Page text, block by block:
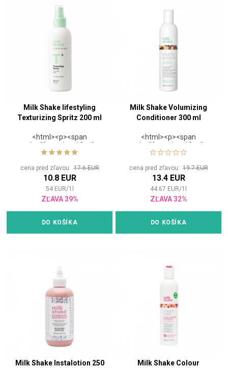
Milk Shake lifestyling
Texturizing Spritz 200 ml
<html><p><span
style="font-size: 12pt;">
<strong>Sprej na objem
</strong></span> <html>
<p><span style="font-size:
12pt;">Sprej pre objem
vlasov dodá nielen objem,
ale aj matný vzhľad.</span>
Drží a vytvára objemné
"plážové vlny" na všetkých
dĺžkach vlasov.</span>
cena pred zľavou:17.6 EUR
10.8 EUR
54 EUR/1
ZĽAVA 39%
DO KOŠÍKA
Milk Shake Volumizing
Conditioner 300 ml
<html><p><span
style="font-size: 12pt;">
<strong>Kondicionér na
</span></strong></span>
<html><p><span
style="font-size:
12pt;">Dodá vlasom objem a
podporu bez pocitu
zaťaženia.</span> Jeho
zloženie bez parabénov s
obsahom derivátu cukru
dodáva vlasom silu a
cena pred zľavou:19.7 EUR
13.4 EUR
44.67 EUR/1
ZĽAVA 32%
DO KOŠÍKA
Milk Shake Instalotion 250
Milk Shake Colour